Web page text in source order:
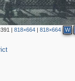
|818×664 |818×664 W